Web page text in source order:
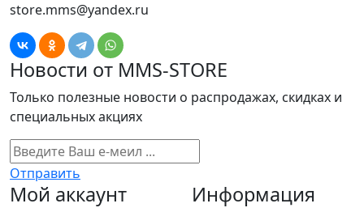
store.mms@yandex.ru
Новости от MMS-STORE
Только полезные новости о распродажах, скидках и
специальных акциях
Отправить
Мой аккаунт Информация